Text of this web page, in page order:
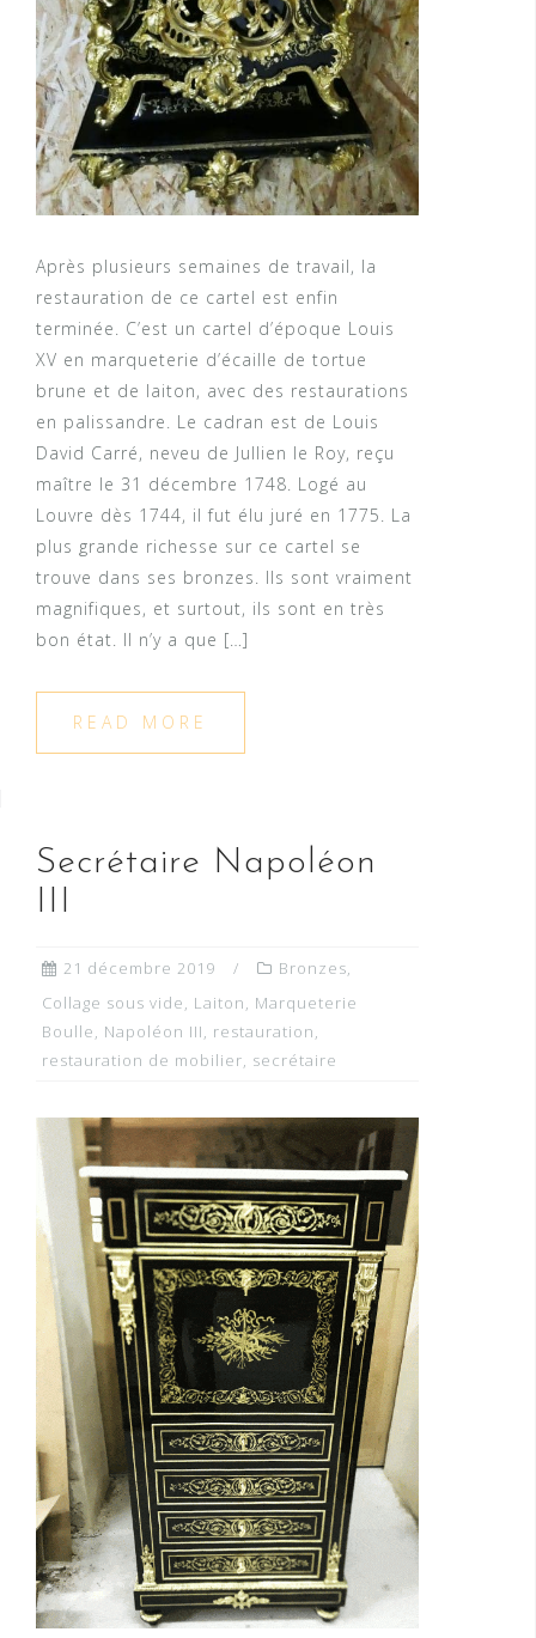
Après plusieurs semaines de travail, la
restauration de ce cartel est enfin
terminée. C’est un cartel d’époque Louis
XV en marqueterie d’écaille de tortue
brune et de laiton, avec des restaurations
en palissandre. Le cadran est de Louis
David Carré, neveu de Jullien le Roy, reçu
maître le 31 décembre 1748. Logé au
Louvre dès 1744, il fut élu juré en 1775. La
plus grande richesse sur ce cartel se
trouve dans ses bronzes. Ils sont vraiment
magnifiques, et surtout, ils sont en très
bon état. Il n’y a que […]
READ MORE
Secrétaire Napoléon
III
21 décembre 2019 Bronzes,
Collage sous vide, Laiton, Marqueterie
Boulle, Napoléon III, restauration,
restauration de mobilier, secrétaire